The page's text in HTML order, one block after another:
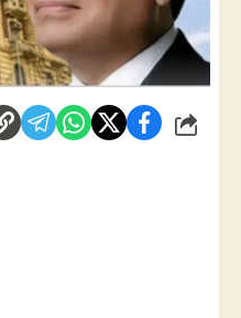
شارك